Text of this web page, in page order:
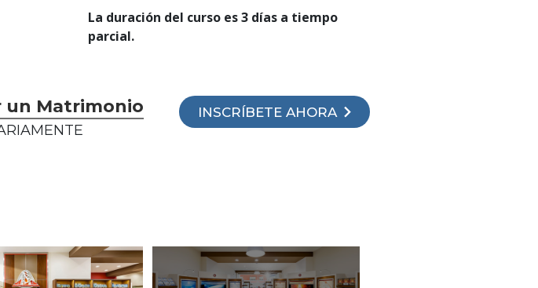
La duración del curso es 3 días a tiempo
parcial.
un Matrimonio INSCRÍBETE AHORA